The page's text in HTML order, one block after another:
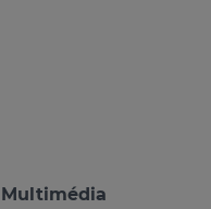
Multimédia